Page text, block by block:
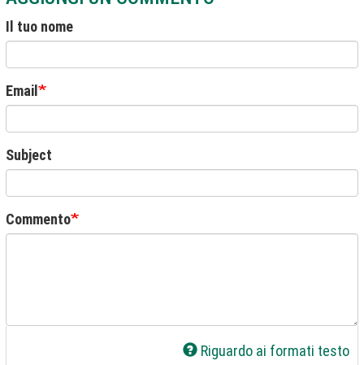
Il tuo nome
Email
Subject
Commento
Riguardo ai formati testo